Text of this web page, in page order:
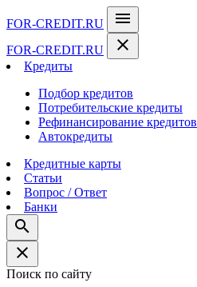
FOR-CREDIT.RU menu
FOR-CREDIT.RU close
Кредиты
Подбор кредитов
Потребительские кредиты
Рефинансирование кредитов
Автокредиты
Кредитные карты
Статьи
Вопрос / Ответ
Банки
search
close
Поиск по сайту